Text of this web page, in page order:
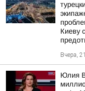
Киеву
Вчера,
Юлия